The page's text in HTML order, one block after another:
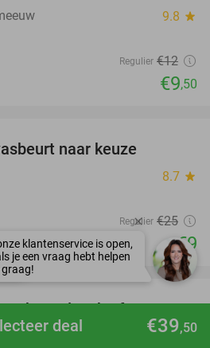
€39,50
deal
9.8 star
Regulier €12
€9,50
naar keuze
8.7 star
Regulier €25
€9
39%
favorite_border
keuzelunch of 2-gangen
Food
close